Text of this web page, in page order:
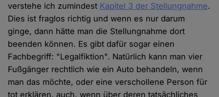
verstehe ich zumindest Kapitel 3 der Stellungnahme.
Dies ist fraglos richtig und wenn es nur darum
ginge, dann hätte man die Stellungnahme dort
beenden können. Es gibt dafür sogar einen
Fachbegriff: "Legalfiktion". Natürlich kann man vier
Fußgänger rechtlich wie ein Auto behandeln, wenn
man das möchte, oder eine verschollene Person für
tot erklären, auch, wenn über deren tatsächliches